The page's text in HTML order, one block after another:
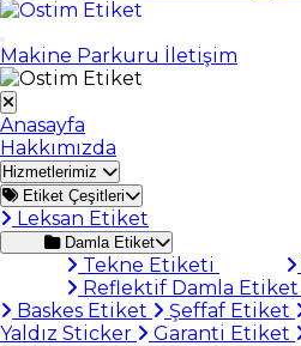
Makine Parkuru İletişim
Anasayfa
Hakkımızda
Hizmetlerimiz
Etiket Çeşitleri
Leksan Etiket
Damla Etiket
Tekne Etiketi
Reflektif Damla Etiket
Baskes Etiket
Şeffaf Etiket
Yaldız Sticker
Garanti Etiket